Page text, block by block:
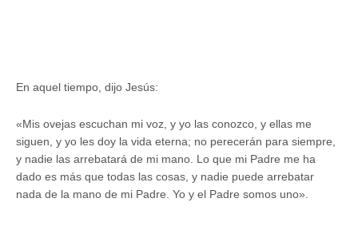
En aquel tiempo, dijo Jesús:
«Mis ovejas escuchan mi voz, y yo las conozco, y ellas me
siguen, y yo les doy la vida eterna; no perecerán para siempre,
y nadie las arrebatará de mi mano. Lo que mi Padre me ha
dado es más que todas las cosas, y nadie puede arrebatar
nada de la mano de mi Padre. Yo y el Padre somos uno».